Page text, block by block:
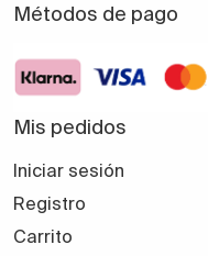
Métodos de pago
Mis pedidos
Iniciar sesión
Registro
Carrito